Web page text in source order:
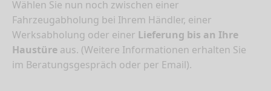
Wählen Sie nun noch zwischen einer
Fahrzeugabholung bei Ihrem Händler, einer
Werksabholung oder einer Lieferung bis an Ihre
Haustüre aus. (Weitere Informationen erhalten Sie
im Beratungsgespräch oder per Email).